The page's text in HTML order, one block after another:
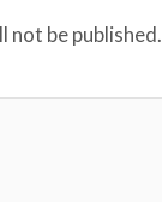
not be published.